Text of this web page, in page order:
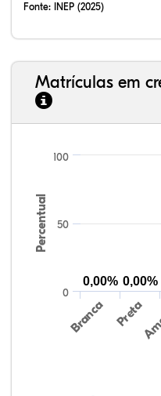
Fonte: INEP (2025)
Matrículas em
Percentual
Branca Preta
0
50
100
0,00% 0,00%
13,31%
9,88%
1,24%
73,07%
2,05%
0,45%
33,06%
7,95%
0,46%
55,81%
1,22%
1,50%